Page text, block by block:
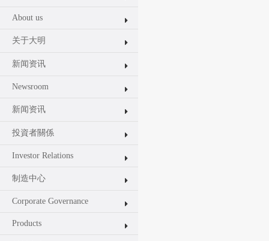
About us
关于大明
新闻资讯
Newsroom
新闻资讯
投資者關係
Investor Relations
制造中心
Corporate Governance
Products